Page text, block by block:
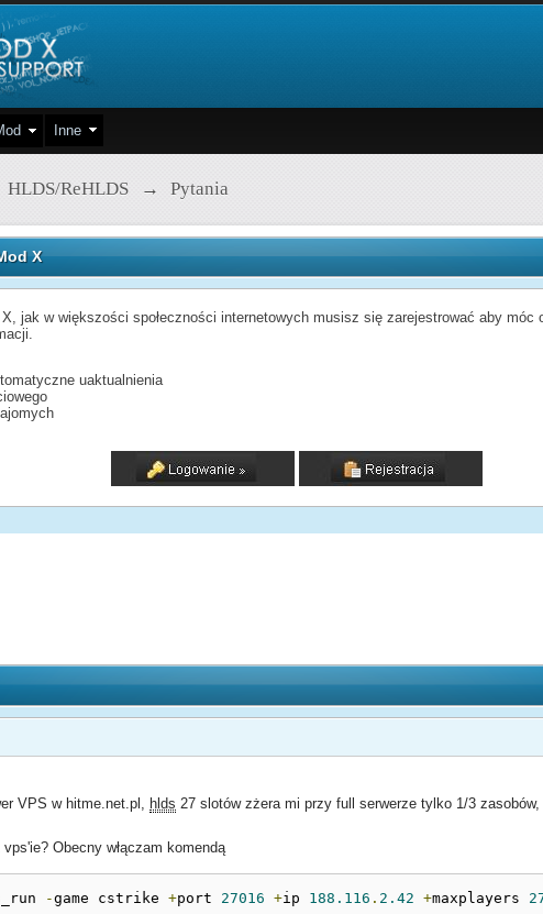
Inne
HLDS/ReHLDS → Pytania
X
X, jak w większości społeczności internetowych musisz się zarejestrować aby
uaktualnienia
VPS w hitme.net.pl, hlds 27 slotów zżera mi przy full serwerze tylko 1/3
Obecny włączam komendą
-game cstrike +port 27016 +ip 188.116 . 2.42 +maxplayers